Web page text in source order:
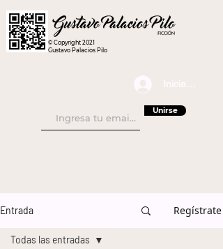
Iniciar sesión
© Copyright 2021
Gustavo Palacios Pilo
Unirse
Entrada Regístrate
Todas las entradas